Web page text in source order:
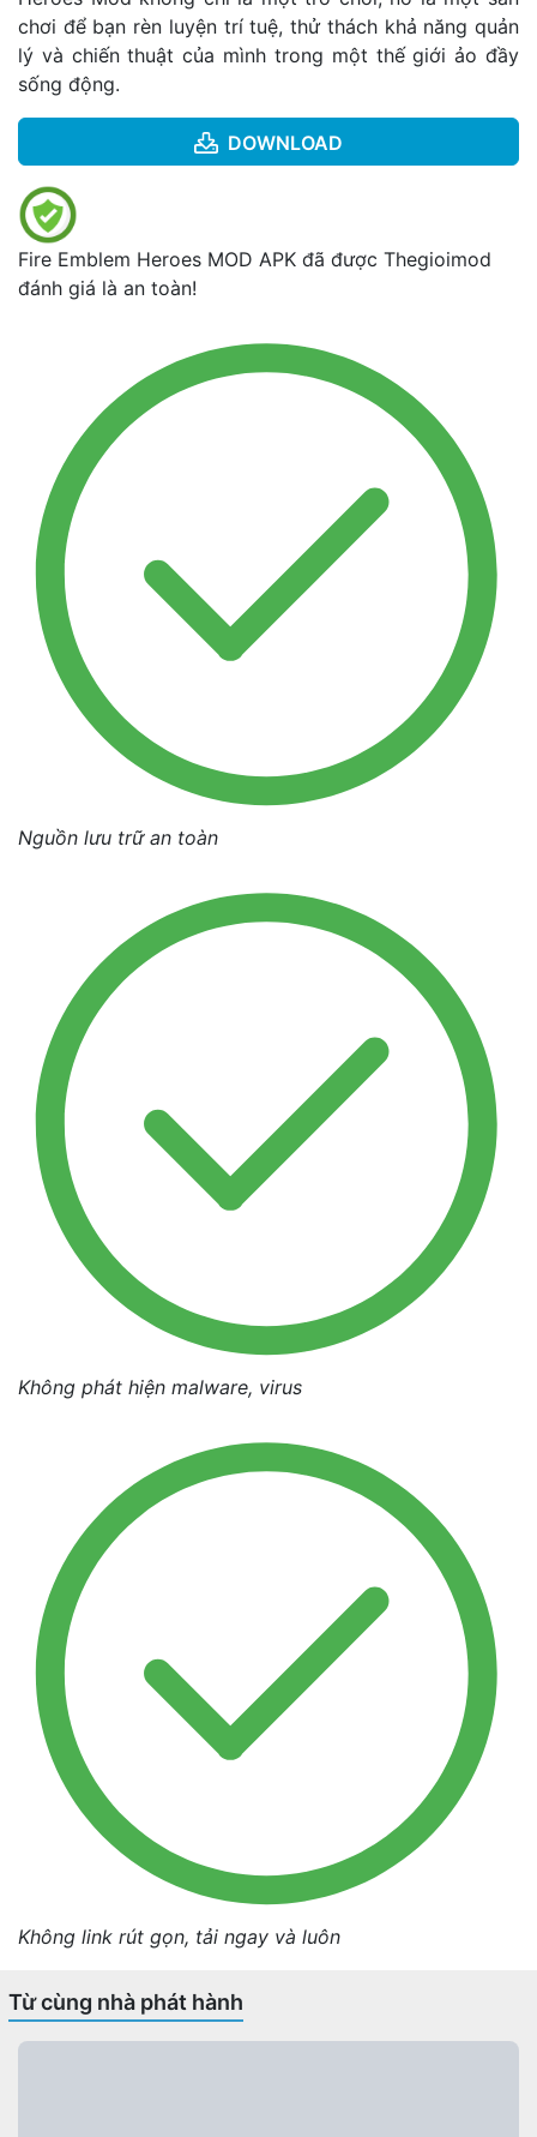
chơi để bạn rèn luyện trí tuệ, thử thách khả năng quản
lý và chiến thuật của mình trong một thế giới ảo đầy
sống động.
DOWNLOAD
Fire Emblem Heroes MOD APK đã được Thegioimod
đánh giá là an toàn!
Nguồn lưu trữ an toàn
Không phát hiện malware, virus
Không link rút gọn, tải ngay và luôn
Từ cùng nhà phát hành